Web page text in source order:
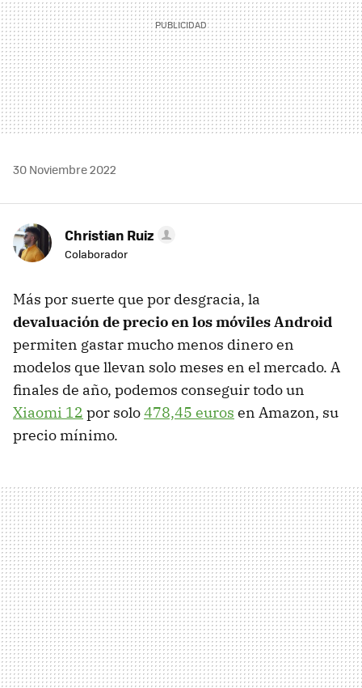
30 Noviembre 2022
Christian Ruiz
Colaborador
Más por suerte que por desgracia, la
devaluación de precio en los móviles Android
permiten gastar mucho menos dinero en
modelos que llevan solo meses en el mercado. A
finales de año, podemos conseguir todo un
Xiaomi 12 por solo478,45 euros en Amazon, su
precio mínimo.